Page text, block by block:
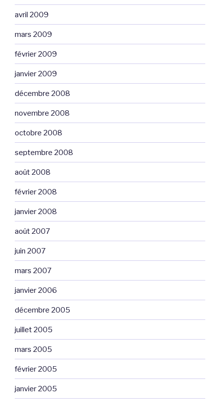
avril 2009
mars 2009
février 2009
janvier 2009
décembre 2008
novembre 2008
octobre 2008
septembre 2008
août 2008
février 2008
janvier 2008
août 2007
juin 2007
mars 2007
janvier 2006
décembre 2005
juillet 2005
mars 2005
février 2005
janvier 2005